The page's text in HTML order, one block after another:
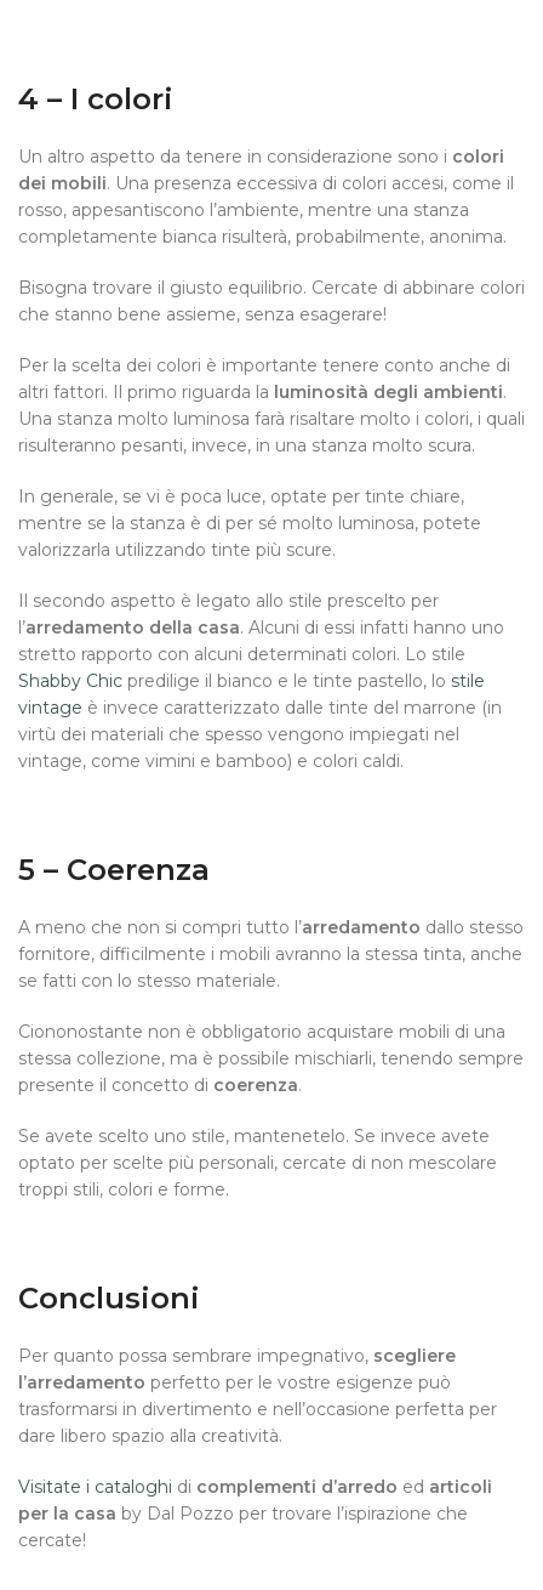
4 – I colori
Un altro aspetto da tenere in considerazione sono i colori
dei mobili. Una presenza eccessiva di colori accesi, come il
rosso, appesantiscono l’ambiente, mentre una stanza
completamente bianca risulterà, probabilmente, anonima.
Bisogna trovare il giusto equilibrio. Cercate di abbinare colori
che stanno bene assieme, senza esagerare!
Per la scelta dei colori è importante tenere conto anche di
altri fattori. Il primo riguarda la luminosità degli ambienti.
Una stanza molto luminosa farà risaltare molto i colori, i quali
risulteranno pesanti, invece, in una stanza molto scura.
In generale, se vi è poca luce, optate per tinte chiare,
mentre se la stanza è di per sé molto luminosa, potete
valorizzarla utilizzando tinte più scure.
Il secondo aspetto è legato allo stile prescelto per
l’arredamento della casa. Alcuni di essi infatti hanno uno
stretto rapporto con alcuni determinati colori. Lo stile
Shabby Chic predilige il bianco e le tinte pastello, lo stile
vintage è invece caratterizzato dalle tinte del marrone (in
virtù dei materiali che spesso vengono impiegati nel
vintage, come vimini e bamboo) e colori caldi.
5 – Coerenza
A meno che non si compri tutto l’arredamento dallo stesso
fornitore, difficilmente i mobili avranno la stessa tinta, anche
se fatti con lo stesso materiale.
Ciononostante non è obbligatorio acquistare mobili di una
stessa collezione, ma è possibile mischiarli, tenendo sempre
presente il concetto di coerenza.
Se avete scelto uno stile, mantenetelo. Se invece avete
optato per scelte più personali, cercate di non mescolare
troppi stili, colori e forme.
Conclusioni
Per quanto possa sembrare impegnativo, scegliere
l’arredamento perfetto per le vostre esigenze può
trasformarsi in divertimento e nell’occasione perfetta per
dare libero spazio alla creatività.
Visitate i cataloghi di complementi d’arredo ed articoli
per la casa by Dal Pozzo per trovare l’ispirazione che
cercate!